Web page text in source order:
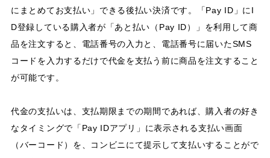
にまとめてお支払い」できる後払い決済です。「Pay ID」にI
D登録している購入者が「あと払い（Pay ID）」を利用して商
品を注文すると、電話番号の入力と、電話番号に届いたSMS
コードを入力するだけで代金を支払う前に商品を注文すること
が可能です。
代金の支払いは、支払期限までの期間であれば、購入者の好き
なタイミングで「Pay IDアプリ」に表示される支払い画面
（バーコード）を、コンビニにて提示して支払いすることがで